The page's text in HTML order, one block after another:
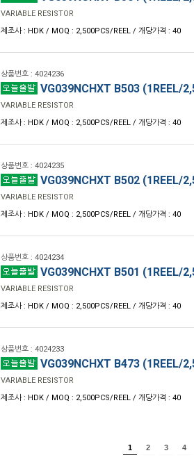
VARIABLE RESISTOR
제조사 : HDK / MOQ : 2,500PCS/REEL / 개당가격 : 40
상품번호 : 4024236
VG039NCHXT B503 (1REEL/
VARIABLE RESISTOR
제조사 : HDK / MOQ : 2,500PCS/REEL / 개당가격 : 40
상품번호 : 4024235
VG039NCHXT B502 (1REEL/
VARIABLE RESISTOR
제조사 : HDK / MOQ : 2,500PCS/REEL / 개당가격 : 40
상품번호 : 4024234
VG039NCHXT B501 (1REEL/
VARIABLE RESISTOR
제조사 : HDK / MOQ : 2,500PCS/REEL / 개당가격 : 40
상품번호 : 4024233
VG039NCHXT B473 (1REEL/
VARIABLE RESISTOR
제조사 : HDK / MOQ : 2,500PCS/REEL / 개당가격 : 40
1 2 3 4